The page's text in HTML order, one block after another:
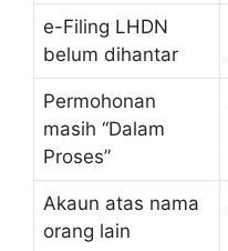
e-Filing LHDN
belum dihantar
Permohonan
masih “Dalam
Proses”
Akaun atas nama
orang lain